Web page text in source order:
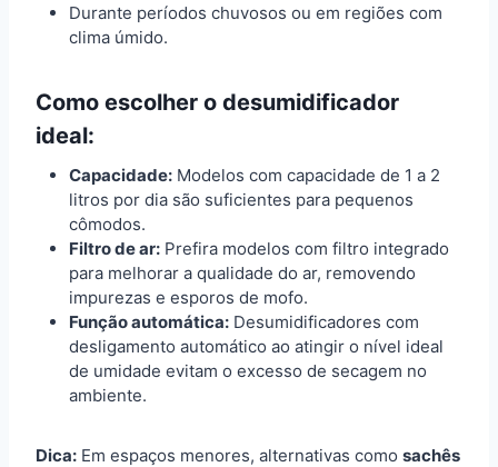
Durante períodos chuvosos ou em regiões com
clima úmido.
Como escolher o desumidificador
ideal:
Capacidade: Modelos com capacidade de 1 a 2
litros por dia são suficientes para pequenos
cômodos.
Filtro de ar: Prefira modelos com filtro integrado
para melhorar a qualidade do ar, removendo
impurezas e esporos de mofo.
Função automática: Desumidificadores com
desligamento automático ao atingir o nível ideal
de umidade evitam o excesso de secagem no
ambiente.
Dica: Em espaços menores, alternativas como sachês